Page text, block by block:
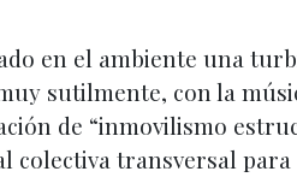
en el ambiente una
sutilmente, con la
de “inmovilismo
transversal